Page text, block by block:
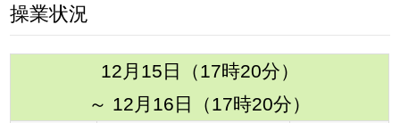
操業状況
12月15日（17時20分）
～ 12月16日（17時20分）